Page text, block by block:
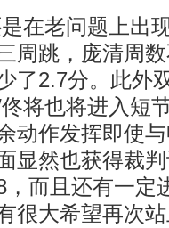
老问题上出
周跳，庞清周
了2.7分。此外
将也将进入短
动作发挥即使
显然也获得裁
而且还有一定
很大希望再次